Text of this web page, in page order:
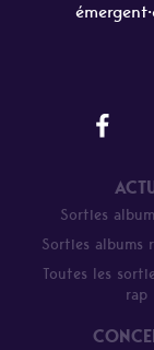
Sorties
Sorties albums
Toutes les
rap